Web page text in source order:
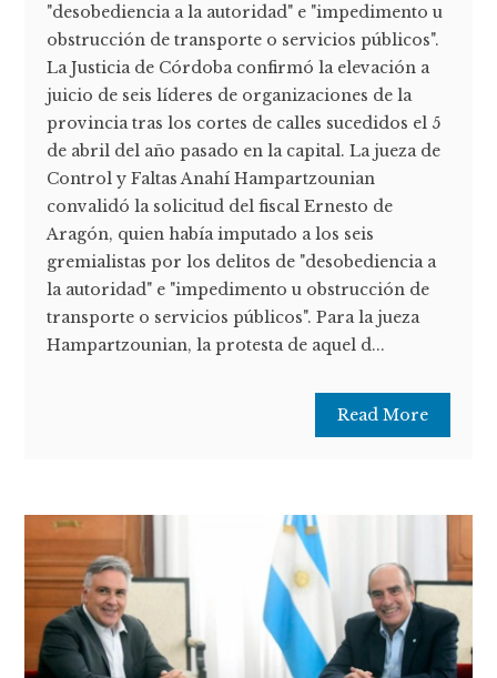
"desobediencia a la autoridad" e "impedimento u
obstrucción de transporte o servicios públicos".
La Justicia de Córdoba confirmó la elevación a
juicio de seis líderes de organizaciones de la
provincia tras los cortes de calles sucedidos el 5
de abril del año pasado en la capital. La jueza de
Control y Faltas Anahí Hampartzounian
convalidó la solicitud del fiscal Ernesto de
Aragón, quien había imputado a los seis
gremialistas por los delitos de "desobediencia a
la autoridad" e "impedimento u obstrucción de
transporte o servicios públicos". Para la jueza
Hampartzounian, la protesta de aquel d...
Read More